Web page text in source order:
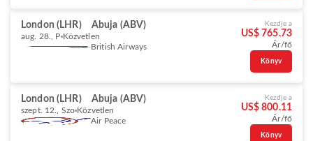
London (LHR) Abuja (ABV)
aug. 28., P Közvetlen
British Airways
Kezdje a
US$ 765.73
Ár/fő
Könyv
London (LHR) Abuja (ABV)
szept. 12., Szo Közvetlen
Air Peace
Kezdje a
US$ 800.11
Ár/fő
Könyv